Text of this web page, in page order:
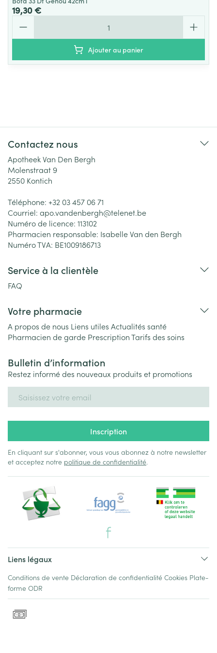
19,30 €
Ajouter au panier
Contactez nous
Apotheek Van Den Bergh
Molenstraat 9
2550 Kontich
Téléphone: +32 03 457 06 71
Courriel: apo.vandenbergh@telenet.be
Numéro de licence: 113102
Pharmacien responsable: Isabelle Van den Bergh
Numéro TVA: BE1009186713
Service à la clientèle
FAQ
Votre pharmacie
A propos de nous Liens utiles Actualités santé
Pharmacien de garde PrescriptionTarifs des soins
Bulletin d’information
Restez informé des nouveaux produits et promotions
Inscription
En cliquant sur s'abonner, vous vous abonnez à notre newsletter
et acceptez notre politique de confidentialité.
Liens légaux
Conditions de vente Déclaration de confidentialité Cookies Plate-
forme ODR